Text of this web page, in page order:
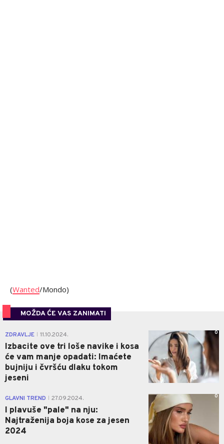
(Wanted/Mondo)
MOŽDA ĆE VAS ZANIMATI
ZDRAVLJE 11.10.2024.
Izbacite ove tri loše navike i kosa
će vam manje opadati: Imaćete
bujniju i čvršću dlaku tokom
jeseni
0
GLAVNI TREND 27.09.2024.
I plavuše "pale" na nju:
Najtraženija boja kose za jesen
2024
0